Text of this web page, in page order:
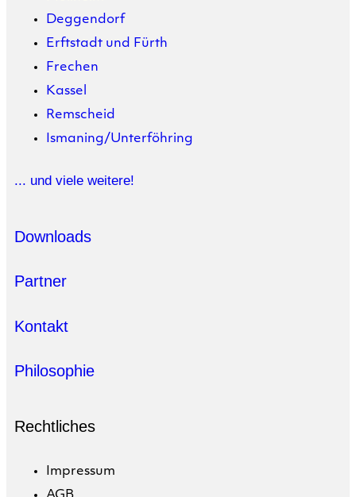
Deggendorf
Erftstadt und Fürth
Frechen
Kassel
Remscheid
Ismaning/Unterföhring
... und viele weitere!
Downloads
Partner
Kontakt
Philosophie
Rechtliches
Impressum